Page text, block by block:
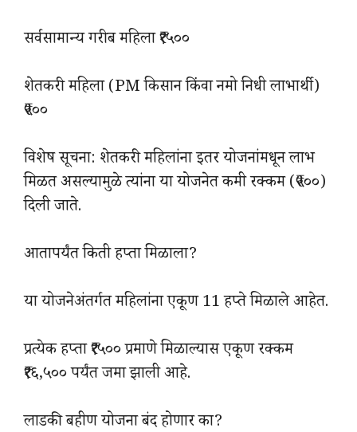
सर्वसामान्य गरीब महिला ₹१५००
शेतकरी महिला (PM किसान किंवा नमो निधी लाभार्थी)
₹५००
विशेष सूचना: शेतकरी महिलांना इतर योजनांमधून लाभ
मिळत असल्यामुळे त्यांना या योजनेत कमी रक्कम (₹५००)
दिली जाते.
आतापर्यंत किती हप्ता मिळाला?
या योजनेअंतर्गत महिलांना एकूण 11 हप्ते मिळाले आहेत.
प्रत्येक हप्ता ₹१५०० प्रमाणे मिळाल्यास एकूण रक्कम
₹१६,५०० पर्यंत जमा झाली आहे.
लाडकी बहीण योजना बंद होणार का?